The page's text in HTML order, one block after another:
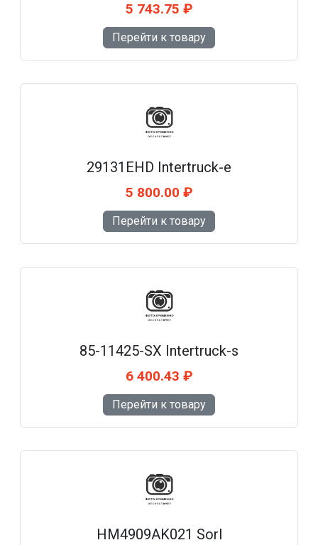
5 743.75 ₽
Перейти к товару
29131EHD Intertruck-e
5 800.00 ₽
Перейти к товару
85-11425-SX Intertruck-s
6 400.43 ₽
Перейти к товару
HM4909AK021 Sorl